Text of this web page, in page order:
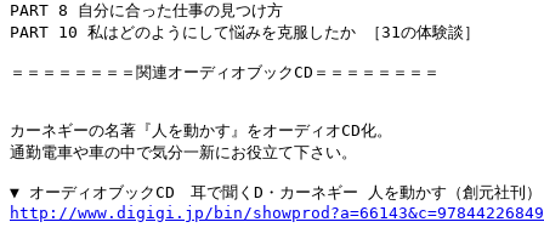
PART 8 自分に合った仕事の見つけ方
PART 10 私はどのようにして悩みを克服したか ［31の体験談］
＝＝＝＝＝＝＝＝関連オーディオブックCD＝＝＝＝＝＝＝＝
カーネギーの名著『人を動かす』をオーディオCD化。
通勤電車や車の中で気分一新にお役立て下さい。
http://www.digigi.jp/bin/